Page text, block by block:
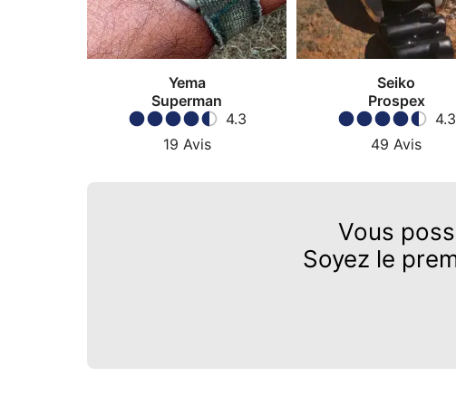
Yema
Superman
4.3
19 Avis
Seiko
Prospex
4.3
49 Avis
Vous
Soyez le